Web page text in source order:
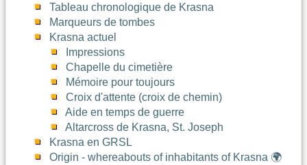
Tableau chronologique de Krasna
Marqueurs de tombes
Krasna actuel
Impressions
Chapelle du cimetière
Mémoire pour toujours
Croix d'attente (croix de chemin)
Aide en temps de guerre
Altarcross de Krasna, St. Joseph
Krasna en GRSL
Origin - whereabouts of inhabitants of Krasna 🌍